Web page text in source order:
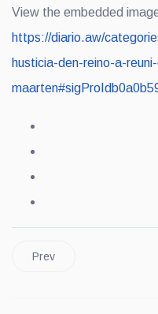
View the embedded
https://diario.aw/
husticia-den-reino-a-
Prev